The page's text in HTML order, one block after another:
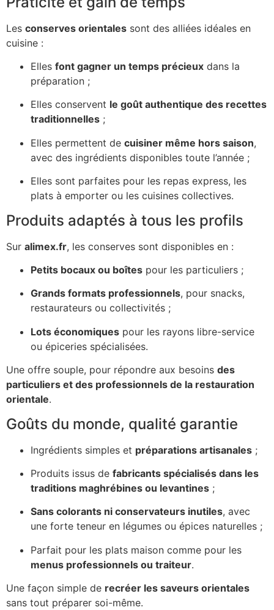
Les conserves orientales sont des alliées idéales en
cuisine :
Elles font gagner un temps précieux dans la
préparation ;
Elles conservent le goût authentique des recettes
traditionnelles ;
Elles permettent de cuisiner même hors saison,
avec des ingrédients disponibles toute l’année ;
Elles sont parfaites pour les repas express, les
plats à emporter ou les cuisines collectives.
Produits adaptés à tous les profils
Sur alimex.fr, les conserves sont disponibles en :
Petits bocaux ou boîtes pour les particuliers ;
Grands formats professionnels, pour snacks,
restaurateurs ou collectivités ;
Lots économiques pour les rayons libre-service
ou épiceries spécialisées.
Une offre souple, pour répondre aux besoins des
particuliers et des professionnels de la restauration
orientale.
Goûts du monde, qualité garantie
Ingrédients simples et préparations artisanales ;
Produits issus de fabricants spécialisés dans les
traditions maghrébines ou levantines ;
Sans colorants ni conservateurs inutiles, avec
une forte teneur en légumes ou épices naturelles ;
Parfait pour les plats maison comme pour les
menus professionnels ou traiteur.
Une façon simple de recréer les saveurs orientales
sans tout préparer soi-même.